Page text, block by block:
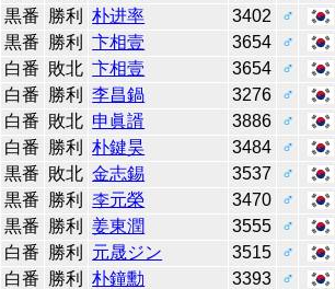
黒番 勝利 朴进率 3402
♂
黒番 勝利 卞相壹 3654
♂
白番 敗北 卞相壹 3654
♂
白番 勝利 李昌鍋 3276
♂
白番 敗北 申眞諝 3886
♂
白番 勝利 朴鍵昊 3484
♂
黒番 敗北 金志錫 3537
♂
黒番 勝利 李元榮 3470
♂
黒番 勝利 姜東潤 3555
♂
白番 勝利 元晟ジン 3515
♂
白番 勝利 朴鐘勳 3393
♂